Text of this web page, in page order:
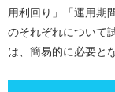
用利回り」「運用期
のそれぞれについて
は、簡易的に必要と